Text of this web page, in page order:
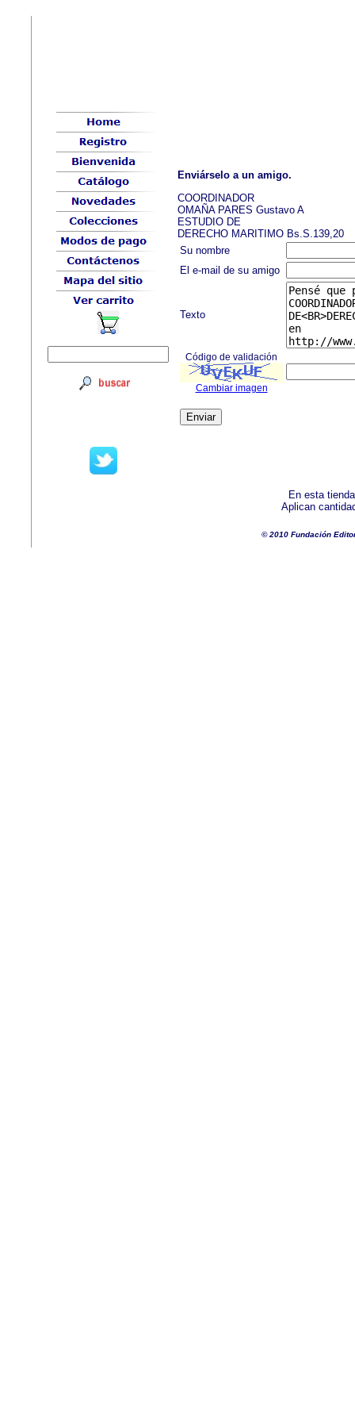
Enviárselo a un amigo.
COORDINADOR
OMAÑA PARES Gustavo A
ESTUDIO DE
DERECHO MARITIMO Bs.S.139,20
Su nombre
El e-mail de su amigo
Texto
Código de validación
Cambiar imagen
En esta
Aplican
© 2010 Fundación